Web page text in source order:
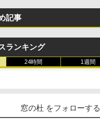
記事
ランキング
24時間 1週間
窓の杜 をフォローする